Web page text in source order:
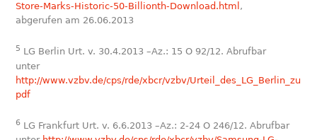
Store-Marks-Historic-50-Billionth-Download.html ,
abgerufen am 26.06.2013
5 LG Berlin Urt. v. 30.4.2013 –Az.: 15 O 92/12. Abrufbar
unter
http://www.vzbv.de/cps/rde/xbcr/vzbv/
pdf
6 LG Frankfurt Urt. v. 6.6.2013 –Az.: 2-24 O 246/12. Abrufbar